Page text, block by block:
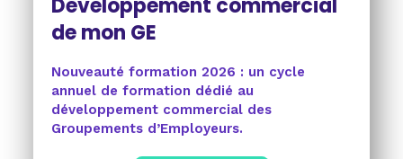
Développement commercial
de mon GE
Nouveauté formation 2026 : un cycle
annuel de formation dédié au
développement commercial des
Groupements d’Employeurs.